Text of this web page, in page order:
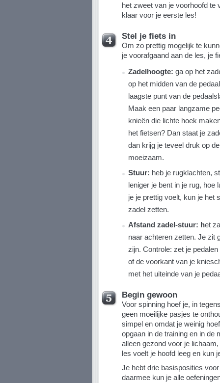
het zweet van je voorhoofd te
klaar voor je eerste les!
Stel je fiets in
Om zo prettig mogelijk te
je voorafgaand aan de les, je
Zadelhoogte: ga op het
op het midden van de
laagste punt van de
Maak een paar langzame
knieën die lichte hoek
het fietsen? Dan staat je
dan krijg je teveel druk op
moeizaam.
Stuur: heb je rugklachten,
leniger je bent in je rug, hoe
je je prettig voelt, kun je het
zadel zetten.
Afstand zadel-stuur: het
naar achteren zetten. Je zit
zijn. Controle: zet je
of de voorkant van je
met het uiteinde van je
Begin gewoon
Voor spinning hoef je, in
geen moeilijke pasjes te
simpel en omdat je weinig
opgaan in de training en in de
alleen gezond voor je
les voelt je hoofd leeg en kun
Je hebt drie basisposities
daarmee kun je alle